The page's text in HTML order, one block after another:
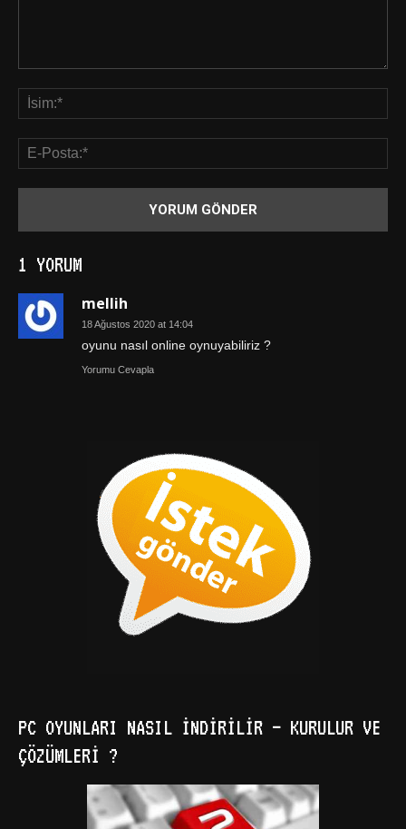
1 YORUM
mellih
18 Ağustos 2020 at 14:04
oyunu nasıl online oynuyabiliriz ?
Yorumu Cevapla
PC OYUNLARI NASIL İNDIRILIR – KURULUR VE
ÇÖZÜMLERI ?